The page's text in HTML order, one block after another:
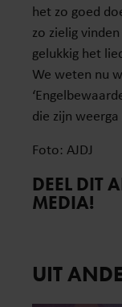
het zo goed
zo zielig
gelukkig het
We weten nu
die zijn
Foto: AJDJ
DEEL DIT
MEDIA!
UIT